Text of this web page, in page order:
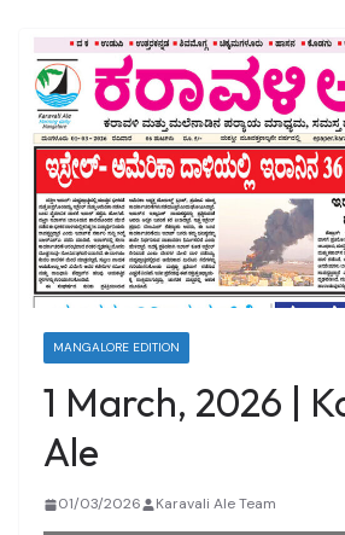
MANGALORE EDITION
1 March, 2026 |
Ale
01/03/2026 Karavali Ale Team